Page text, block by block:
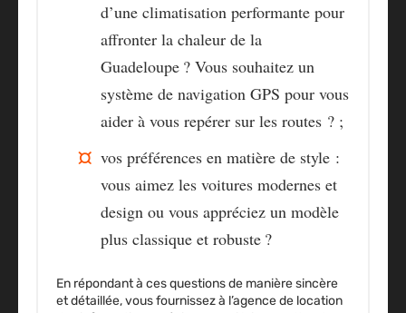
d’une climatisation performante pour
affronter la chaleur de la
Guadeloupe ? Vous souhaitez un
système de navigation GPS pour vous
aider à vous repérer sur les routes ? ;
vos préférences en matière de style :
vous aimez les voitures modernes et
design ou vous appréciez un modèle
plus classique et robuste ?
En répondant à ces questions de manière sincère
et détaillée, vous fournissez à l’agence de location